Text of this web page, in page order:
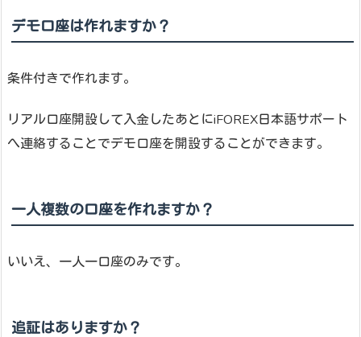
デモ口座は作れますか？
条件付きで作れます。
リアル口座開設して入金したあとにiFOREX日本語サポート
へ連絡することでデモ口座を開設することができます。
一人複数の口座を作れますか？
いいえ、一人一口座のみです。
追証はありますか？